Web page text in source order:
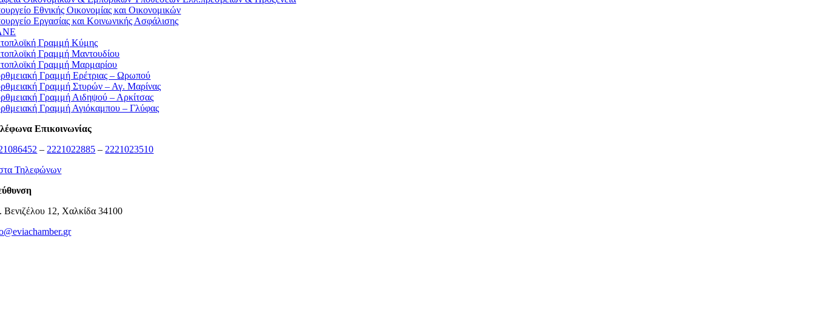
Εθνικής Οικονομίας και Οικονομικών
Εργασίας και Κοινωνικής Ασφάλισης
Γραμμή Κύμης
Γραμμή Μαντουδίου
Γραμμή Μαρμαρίου
Γραμμή Ερέτριας – Ωρωπού
Γραμμή Στυρών – Αγ. Μαρίνας
Γραμμή Αιδηψού – Αρκίτσας
Γραμμή Αγιόκαμπου – Γλύφας
Επικοινωνίας
– 2221022885 – 2221023510
Τηλεφώνων
Βενιζέλου 12, Χαλκίδα 34100